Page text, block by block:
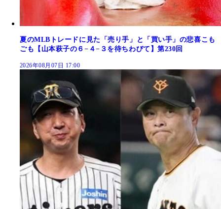
夏のMLBトレードに見た「売り手」と「買い手」の悲喜こも
ごも【山本萩子の６−４−３を待ちわびて】第230回
2026年08月07日 17:00